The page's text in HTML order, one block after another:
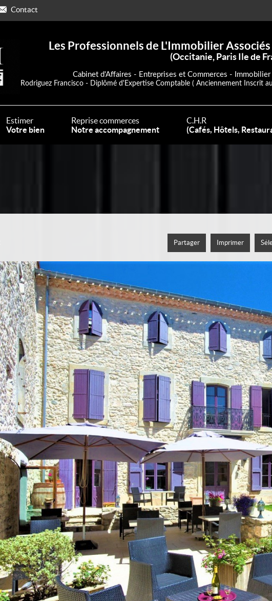
Contact
Les Professionnels de L'Immobilier
(Occitanie, Paris Ile de
Cabinet d'Affaires - Entreprises et Commerces -
Rodriguez Francisco - Diplômé d'Expertise Comptable ( Anciennement Inscrit
Estimer
Votre bien
Reprise commerces
Notre accompagnement
C.H.R
(Cafés, Hôtels,
Partager Imprimer